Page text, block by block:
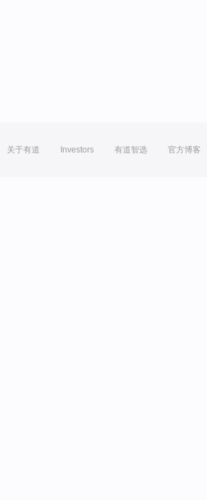
关于有道 Investors 有道智选 官方博客